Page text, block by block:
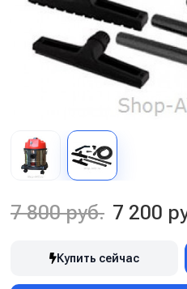
7 800 руб. 7 200
Купить сейчас